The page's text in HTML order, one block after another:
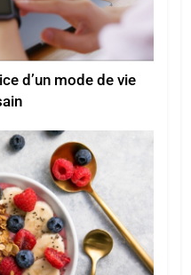
d’un mode de vie